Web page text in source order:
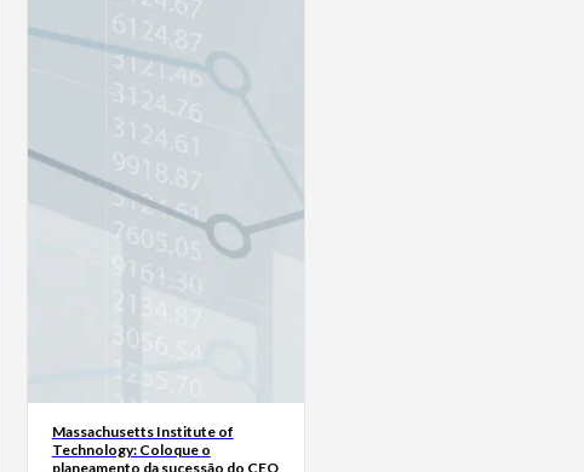
Massachusetts Institute of
Technology: Coloque o
planeamento da sucessão do CEO